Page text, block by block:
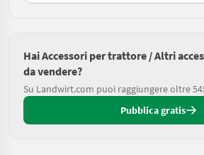
Hai Accessori per trattore / Altri
da vendere?
Su Landwirt.com puoi raggiungere oltre
Pubblica gratis